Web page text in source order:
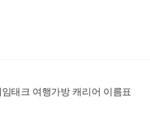
태크 여행가방 캐리어 이름표